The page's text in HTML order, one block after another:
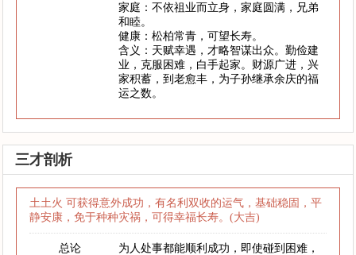
家庭：不依祖业而立身，家庭圆满，兄弟
和睦。
健康：松柏常青，可望长寿。
含义：天赋幸遇，才略智谋出众。勤俭建
业，克服困难，白手起家。财源广进，兴
家积蓄，到老愈丰，为子孙继承余庆的福
运之数。
三才剖析
土土火 可获得意外成功，有名利双收的运气，基础稳固，平
静安康，免于种种灾祸，可得幸福长寿。(大吉)
总论
为人处事都能顺利成功，即使碰到困难，